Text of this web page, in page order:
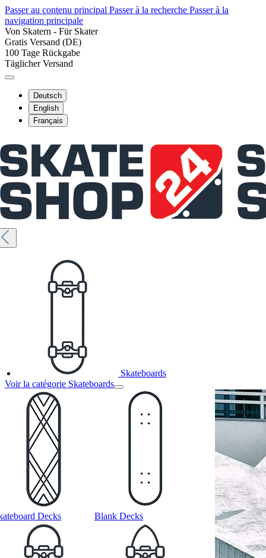
Passer au contenu principal Passer à la recherche Passer à la
navigation principale
Von Skatern - Für Skater
Gratis Versand (DE)
100 Tage Rückgabe
Täglicher Versand
Deutsch
English
Français
Skateboards
Voir la catégorie Skateboards
Decks Blank Decks